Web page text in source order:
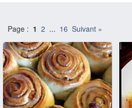
Page : 1 2 ... 16 Suivant »